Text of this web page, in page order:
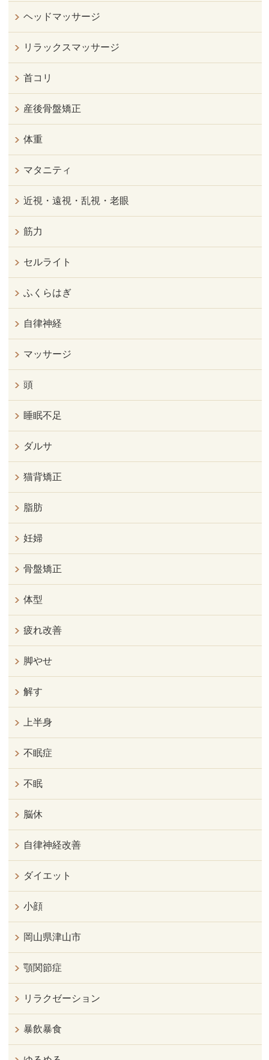
ヘッドマッサージ
リラックスマッサージ
首コリ
産後骨盤矯正
体重
マタニティ
近視・遠視・乱視・老眼
筋力
セルライト
ふくらはぎ
自律神経
マッサージ
頭
睡眠不足
ダルサ
猫背矯正
脂肪
妊婦
骨盤矯正
体型
疲れ改善
脚やせ
解す
上半身
不眠症
不眠
脳休
自律神経改善
ダイエット
小顔
岡山県津山市
顎関節症
リラクゼーション
暴飲暴食